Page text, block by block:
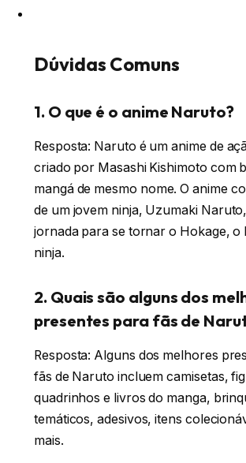
Dúvidas Comuns
1. O que é o anime Naruto?
Resposta: Naruto é um anime de
criado por Masashi Kishimoto com
mangá de mesmo nome. O anime
de um jovem ninja, Uzumaki
jornada para se tornar o Hokage, o
ninja.
2. Quais são alguns dos
presentes para fãs de
Resposta: Alguns dos melhores
fãs de Naruto incluem camisetas,
quadrinhos e livros do manga,
temáticos, adesivos, itens
mais.